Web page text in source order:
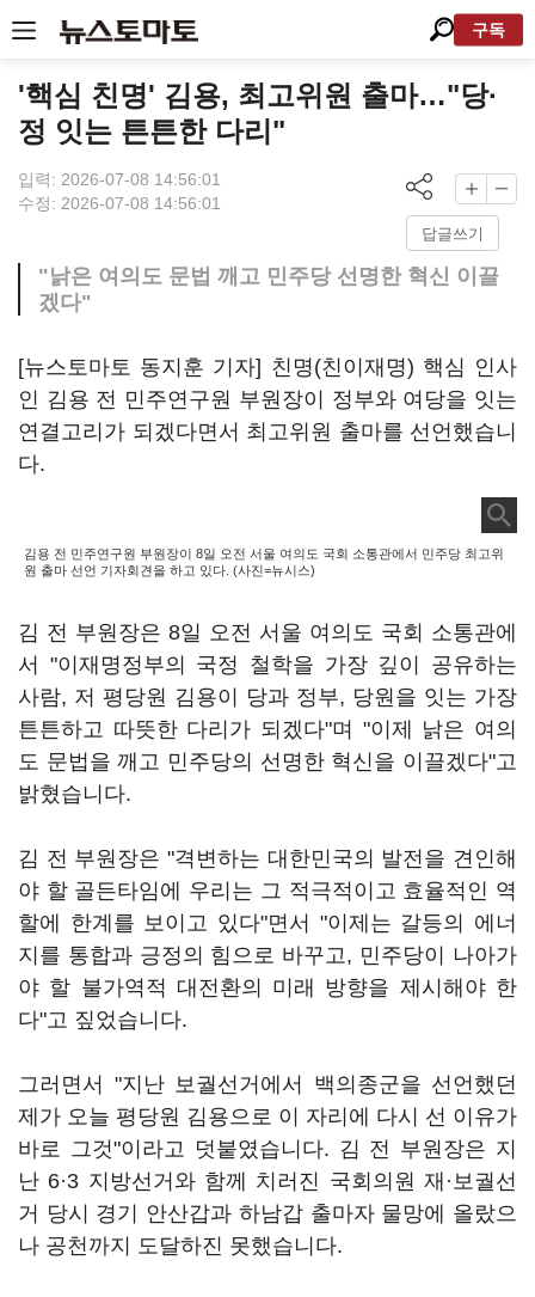
구독
'핵심 친명' 김용, 최고위원 출마…"당·
정 잇는 튼튼한 다리"
입력: 2026-07-08 14:56:01
수정: 2026-07-08 14:56:01
답글쓰기
"낡은 여의도 문법 깨고 민주당 선명한 혁신 이끌
겠다"
[뉴스토마토 동지훈 기자] 친명(친이재명) 핵심 인사
인 김용 전 민주연구원 부원장이 정부와 여당을 잇는
연결고리가 되겠다면서 최고위원 출마를 선언했습니
다.
김용 전 민주연구원 부원장이 8일 오전 서울 여의도 국회 소통관에서 민주당 최고위
원 출마 선언 기자회견을 하고 있다. (사진=뉴시스)
김 전 부원장은 8일 오전 서울 여의도 국회 소통관에
서 "이재명정부의 국정 철학을 가장 깊이 공유하는
사람, 저 평당원 김용이 당과 정부, 당원을 잇는 가장
튼튼하고 따뜻한 다리가 되겠다"며 "이제 낡은 여의
도 문법을 깨고 민주당의 선명한 혁신을 이끌겠다"고
밝혔습니다.
김 전 부원장은 "격변하는 대한민국의 발전을 견인해
야 할 골든타임에 우리는 그 적극적이고 효율적인 역
할에 한계를 보이고 있다"면서 "이제는 갈등의 에너
지를 통합과 긍정의 힘으로 바꾸고, 민주당이 나아가
야 할 불가역적 대전환의 미래 방향을 제시해야 한
다"고 짚었습니다.
그러면서 "지난 보궐선거에서 백의종군을 선언했던
제가 오늘 평당원 김용으로 이 자리에 다시 선 이유가
바로 그것"이라고 덧붙였습니다. 김 전 부원장은 지
난 6·3 지방선거와 함께 치러진 국회의원 재·보궐선
거 당시 경기 안산갑과 하남갑 출마자 물망에 올랐으
나 공천까지 도달하진 못했습니다.